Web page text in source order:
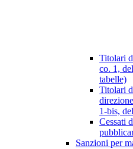
Titolari
co. 1,
tabelle)
Titolari
1-bis,
Cessati
Sanzioni per